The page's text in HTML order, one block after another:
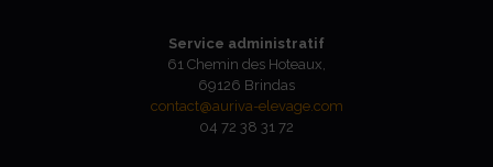
Service administratif
61 Chemin des Hoteaux,
69126 Brindas
contact@auriva-elevage.com
04 72 38 31 72